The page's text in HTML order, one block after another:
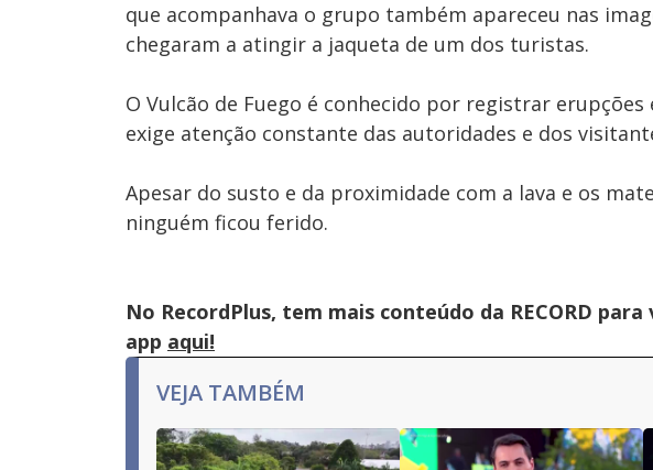
que acompanhava o grupo também apareceu nas
chegaram a atingir a jaqueta de um dos turistas.
O Vulcão de Fuego é conhecido por registrar
exige atenção constante das autoridades e dos
Apesar do susto e da proximidade com a lava e os
ninguém ficou ferido.
No RecordPlus, tem mais conteúdo da RECORD
app aqui!
VEJA TAMBÉM